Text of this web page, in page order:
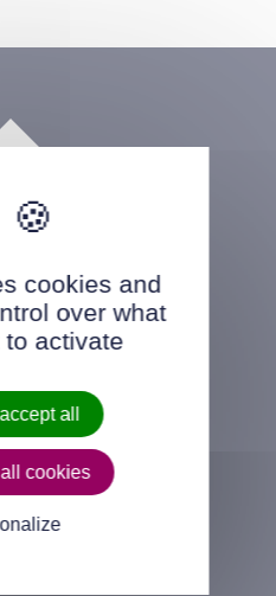
cookies and
over what
activate
all
cookies